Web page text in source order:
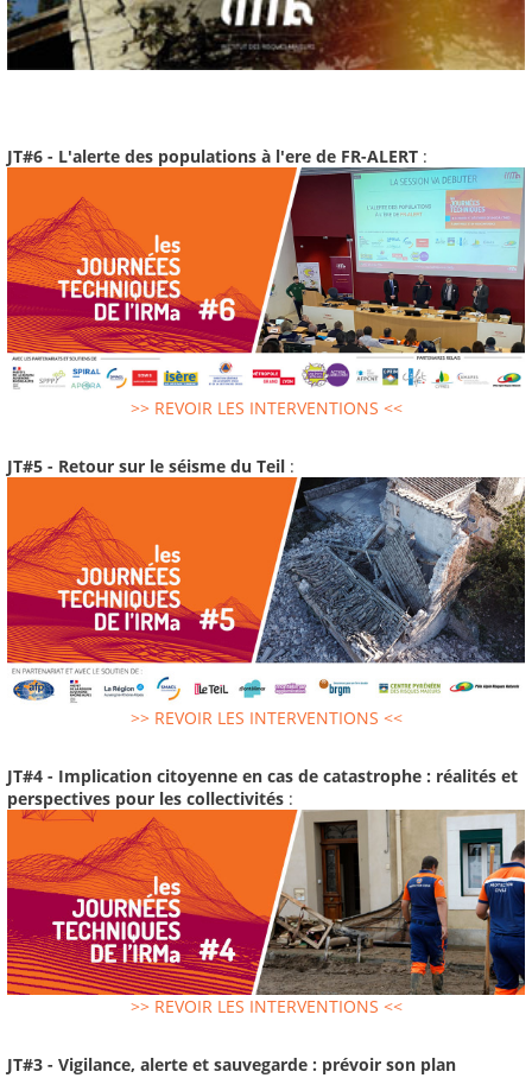
JT#6 - L'alerte des populations à l'ere de FR-ALERT :
>> REVOIR LES INTERVENTIONS <<
JT#5 - Retour sur le séisme du Teil :
>> REVOIR LES INTERVENTIONS <<
JT#4 - Implication citoyenne en cas de catastrophe : réalités et
perspectives pour les collectivités :
>> REVOIR LES INTERVENTIONS <<
JT#3 - Vigilance, alerte et sauvegarde : prévoir son plan